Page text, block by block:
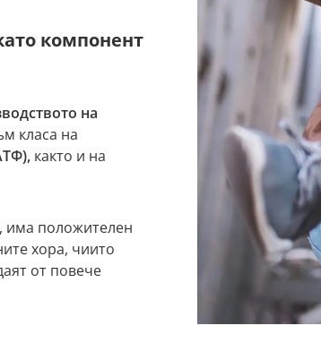
компонент
на
класа на
както и на
има положителен
хора, чиито
от повече